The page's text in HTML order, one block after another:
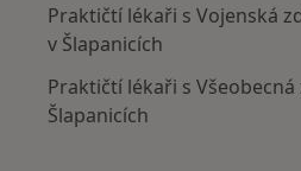
Praktičtí lékaři s Vojenská
v Šlapanicích
Praktičtí lékaři s
Šlapanicích